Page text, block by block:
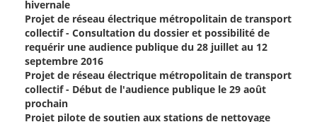
hivernale
Projet de réseau électrique métropolitain de transport
collectif - Consultation du dossier et possibilité de
requérir une audience publique du 28 juillet au 12
septembre 2016
Projet de réseau électrique métropolitain de transport
collectif - Début de l'audience publique le 29 août
prochain
Projet pilote de soutien aux stations de nettoyage